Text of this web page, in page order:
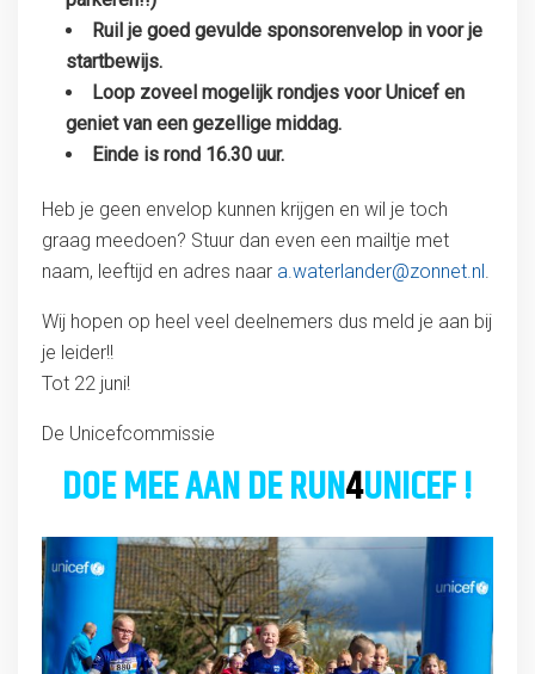
Ruil je goed gevulde sponsorenvelop in voor je
startbewijs.
Loop zoveel mogelijk rondjes voor Unicef en
geniet van een gezellige middag.
Einde is rond 16.30 uur.
Heb je geen envelop kunnen krijgen en wil je toch
graag meedoen? Stuur dan even een mailtje met
naam, leeftijd en adres naar a.waterlander@zonnet.nl .
Wij hopen op heel veel deelnemers dus meld je aan bij
je leider!!
Tot 22 juni!
De Unicefcommissie
DOE MEE AAN DE RUN4UNICEF !